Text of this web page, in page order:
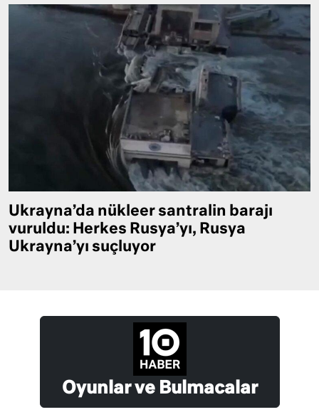
Ukrayna’da nükleer santralin barajı
vuruldu: Herkes Rusya’yı, Rusya
Ukrayna’yı suçluyor
Oyunlar ve Bulmacalar